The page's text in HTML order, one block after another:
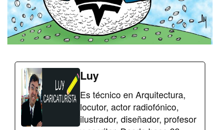
Luy
Es técnico en Arquitectura,
locutor, actor radiofónico,
ilustrador, diseñador, profesor